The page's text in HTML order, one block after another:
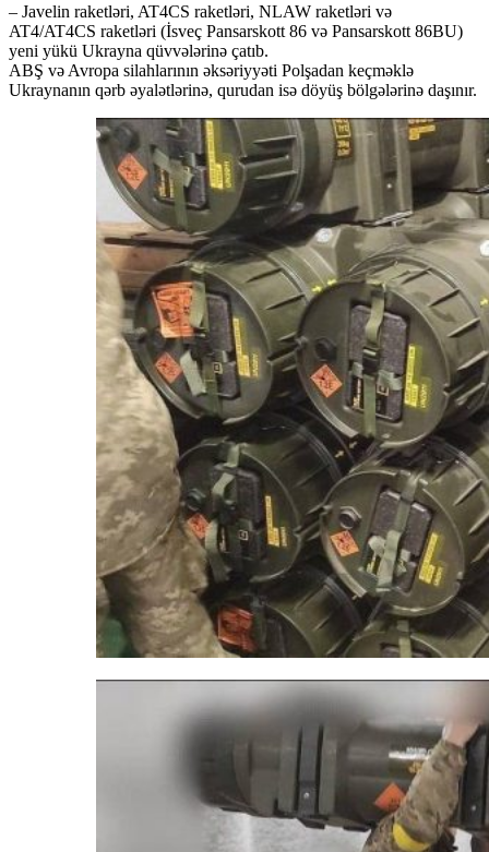
– Javelin raketləri, AT4CS raketləri, NLAW raketləri və
AT4/AT4CS raketləri (İsveç Pansarskott 86 və Pansarskott 86BU)
yeni yükü Ukrayna qüvvələrinə çatıb.
ABŞ və Avropa silahlarının əksəriyyəti Polşadan keçməklə
Ukraynanın qərb əyalətlərinə, qurudan isə döyüş bölgələrinə daşınır.